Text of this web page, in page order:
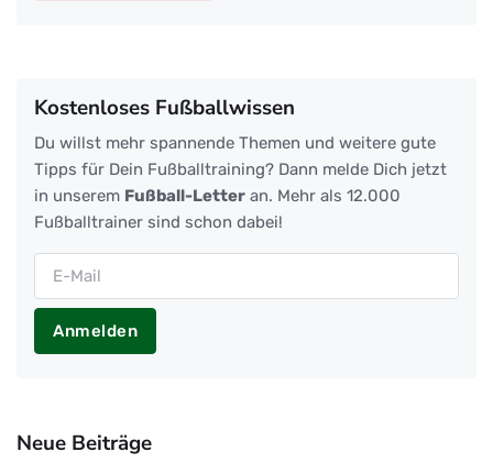
Kostenloses Fußballwissen
Du willst mehr spannende Themen und weitere gute
Tipps für Dein Fußballtraining? Dann melde Dich jetzt
in unserem Fußball-Letter an. Mehr als 12.000
Fußballtrainer sind schon dabei!
Anmelden
Neue Beiträge